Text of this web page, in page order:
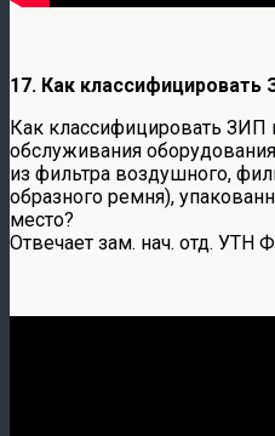
17. Как классифицировать
Как классифицировать
обслуживания
из фильтра воздушного,
образного ремня),
место?
Отвечает зам. нач. отд.